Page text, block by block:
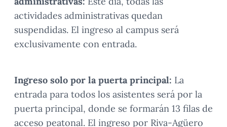
actividades administrativas quedan
suspendidas. El ingreso al campus será
exclusivamente con entrada.
Ingreso solo por la puerta principal: La
entrada para todos los asistentes será por la
puerta principal, donde se formarán 13 filas de
acceso peatonal. El ingreso por Riva-Agüero